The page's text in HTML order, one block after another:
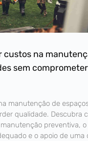
custos na
sem
manutenção de
qualidade. Descubra
preventiva, o
e o apoio de uma